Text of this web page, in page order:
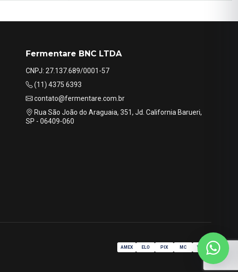
Fermentare BNC LTDA
CNPJ: 27.137.689/0001-57
(11) 4375 6393
contato@fermentare.com.br
Rua São João do Araguaia, 351, Jd. California Barueri,
SP - 06409-060
AMEX ELO PIX MC VISA